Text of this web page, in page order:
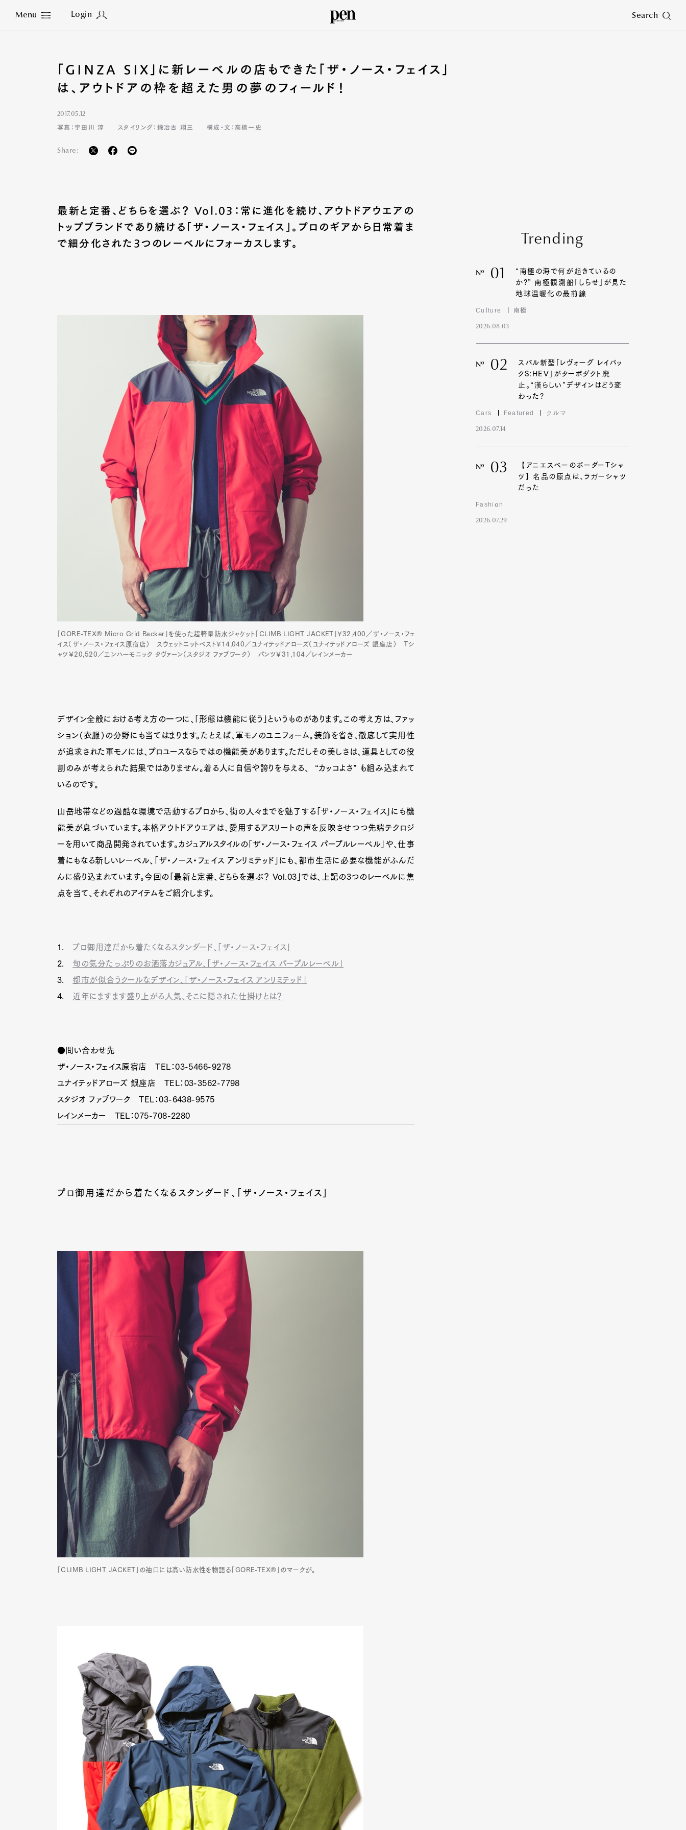
Menu Login Search
Close
Art&Design
Pen Membership
「GINZA SIX」に新レーベルの店もできた「ザ・ノース・フェイス」
は、アウトドアの枠を超えた男の夢のフィールド！
2017.05.12
写真：宇田川 淳 スタイリング：鍛冶古 翔三 構成・文：高橋一史
Share:
最新と定番、どちらを選ぶ？ Vol.03：常に進化を続け、アウトドアウエアの
トップブランドであり続ける「ザ・ノース・フェイス」。プロのギアから日常着ま
で細分化された3つのレーベルにフォーカスします。
「GORE-TEX® Micro Grid Backer」を使った超軽量防水ジャケット「CLIMB LIGHT JACKET」¥32,400／ザ・ノース・フェ
イス（ザ・ノース・フェイス原宿店） スウェットニットベスト¥14,040／ユナイテッドアローズ（ユナイテッドアローズ 銀座店） Tシ
ャツ￥20,520／エンハーモニック タヴァーン（スタジオ ファブワーク） パンツ￥31,104／レインメーカー
デザイン全般における考え方の一つに、「形態は機能に従う」というものがあります。この考え方は、ファッ
ション（衣服）の分野にも当てはまります。たとえば、軍モノのユニフォーム。装飾を省き、徹底して実用性
が追求された軍モノには、プロユースならではの機能美があります。ただしその美しさは、道具としての役
割のみが考えられた結果ではありません。着る人に自信や誇りを与える、 “カッコよさ” も組み込まれて
いるのです。
山岳地帯などの過酷な環境で活動するプロから、街の人々までを魅了する「ザ・ノース・フェイス」にも機
能美が息づいています。本格アウトドアウエアは、愛用するアスリートの声を反映させつつ先端テクロジ
ーを用いて商品開発されています。カジュアルスタイルの「ザ・ノース・フェイス パープルレーベル」や、仕事
着にもなる新しいレーベル、「ザ・ノース・フェイス アンリミテッド」にも、都市生活に必要な機能がふんだ
んに盛り込まれています。今回の「最新と定番、どちらを選ぶ？ Vol.03」では、上記の3つのレーベルに焦
点を当て、それぞれのアイテムをご紹介します。
1. プロ御用達だから着たくなるスタンダード、「ザ・ノース・フェイス」
2. 旬の気分たっぷりのお洒落カジュアル、「ザ・ノース・フェイス パープルレーベル」
3. 都市が似合うクールなデザイン、「ザ・ノース・フェイス アンリミテッド」
4. 近年にますます盛り上がる人気、そこに隠された仕掛けとは？
●問い合わせ先
ザ・ノース・フェイス原宿店 TEL：03-5466-9278
ユナイテッドアローズ 銀座店 TEL：03-3562-7798
スタジオ ファブワーク TEL：03-6438-9575
レインメーカー TEL：075-708-2280
プロ御用達だから着たくなるスタンダード、「ザ・ノース・フェイス」
「CLIMB LIGHT JACKET」の袖口には高い防水性を物語る「GORE-TEX®」のマークが。
Trending
Nº 01
“南極の海で何が起きているの
か?” 南極観測船「しらせ」が見た
地球温暖化の最前線
Culture 南極
2026.08.03
Nº 02
スバル新型「レヴォーグ レイバッ
クS:HEV」がターボダクト廃
止。“漢らしい”デザインはどう変
わった?
Cars Featured クルマ
2026.07.14
Nº 03
【アニエスベーのボーダーTシャ
ツ】名品の原点は、ラガーシャツ
だった
Fashion
2026.07.29